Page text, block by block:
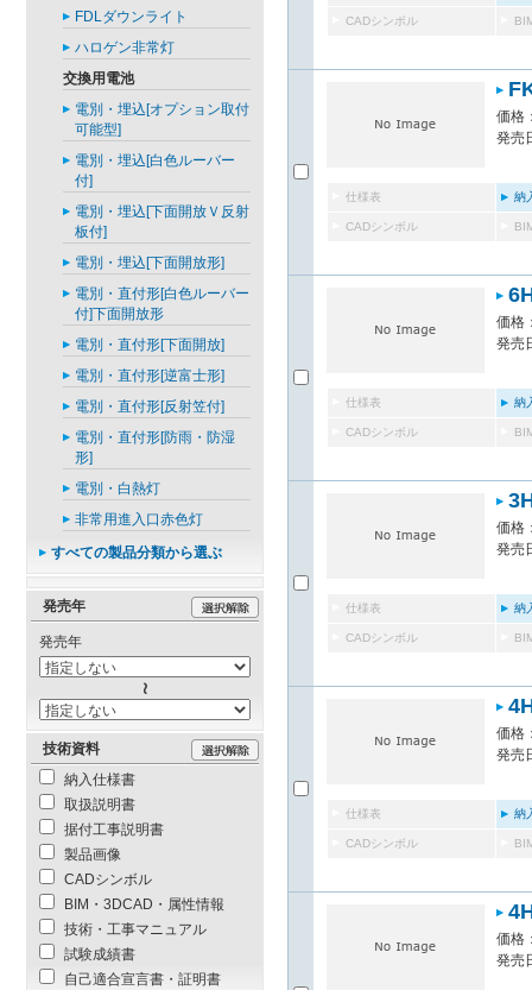
CADシンボル
価格
発売
仕様表 納
CADシンボル
価格
発売
仕様表 納
CADシンボル
価格
発売
仕様表 納
CADシンボル
価格
発売
仕様表 納
CADシンボル
価格
発売
FDLダウンライト
ハロゲン非常灯
交換用電池
電別・埋込[オプション取付
可能型]
電別・埋込[白色ルーバー
付]
電別・埋込[下面開放Ｖ反射
板付]
電別・埋込[下面開放形]
電別・直付形[白色ルーバー
付]下面開放形
電別・直付形[下面開放]
電別・直付形[逆富士形]
電別・直付形[反射笠付]
電別・直付形[防雨・防湿
形]
電別・白熱灯
非常用進入口赤色灯
すべての製品分類から選ぶ
発売年
発売年
技術資料
納入仕様書
取扱説明書
据付工事説明書
製品画像
CADシンボル
BIM・3DCAD・属性情報
技術・工事マニュアル
試験成績書
自己適合宣言書・証明書